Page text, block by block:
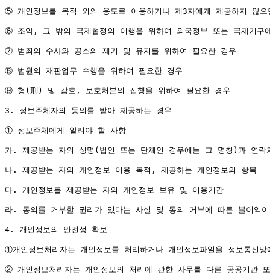
⑤ 개인정보를 목적 외의 용도로 이용하거나 제3자에게 제공하지 않
⑥ 조약, 그 밖의 국제협정의 이행을 위하여 외국정부 또는 국제기구
⑦ 범죄의 수사와 공소의 제기 및 유지를 위하여 필요한 경우
⑧ 법원의 재판업무 수행을 위하여 필요한 경우
⑨ 형(刑) 및 감호, 보호처분의 집행을 위하여 필요한 경우
3. 정보주체자의 동의를 받아 제공하는 경우
① 정보주체에게 알려야 할 사항
가. 제공받는 자의 성명(법인 또는 단체인 경우에는 그 명칭)과 연락
나. 제공받는 자의 개인정보 이용 목적, 제공하는 개인정보의 항목
다. 개인정보를 제공받는 자의 개인정보 보유 및 이용기간
라. 동의를 거부할 권리가 있다는 사실 및 동의 거부에 따른 불이익
4. 개인정보의 안전성 확보
①개인정보처리자는 개인정보를 처리하거나 개인정보파일을 정보통
② 개인정보처리자는 개인정보의 처리에 관한 사무를 다른 공공기관